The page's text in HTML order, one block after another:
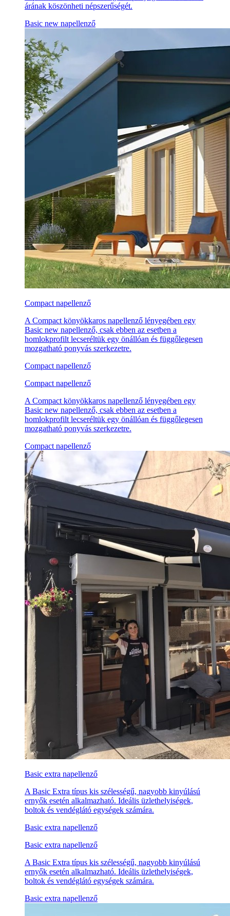
árának köszönheti népszerűségét.
Basic new napellenző
Compact napellenző
A Compact könyökkaros napellenző lényegében egy
Basic new napellenző, csak ebben az esetben a
homlokprofilt lecseréltük egy önállóan és függőlegesen
mozgatható ponyvás szerkezetre.
Compact napellenző
Compact napellenző
A Compact könyökkaros napellenző lényegében egy
Basic new napellenző, csak ebben az esetben a
homlokprofilt lecseréltük egy önállóan és függőlegesen
mozgatható ponyvás szerkezetre.
Compact napellenző
Basic extra napellenző
A Basic Extra típus kis szélességű, nagyobb kinyúlású
ernyők esetén alkalmazható. Ideális üzlethelyiségek,
boltok és vendéglátó egységek számára.
Basic extra napellenző
Basic extra napellenző
A Basic Extra típus kis szélességű, nagyobb kinyúlású
ernyők esetén alkalmazható. Ideális üzlethelyiségek,
boltok és vendéglátó egységek számára.
Basic extra napellenző